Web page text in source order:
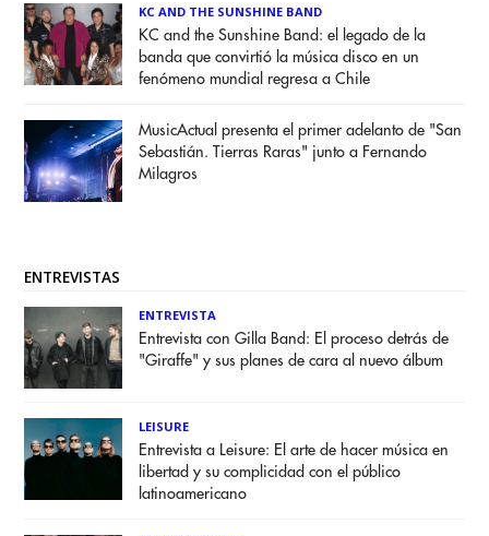
KC AND THE SUNSHINE BAND
KC and the Sunshine Band: el legado de la
banda que convirtió la música disco en un
fenómeno mundial regresa a Chile
MusicActual presenta el primer adelanto de "San
Sebastián. Tierras Raras" junto a Fernando
Milagros
ENTREVISTAS
ENTREVISTA
Entrevista con Gilla Band: El proceso detrás de
"Giraffe" y sus planes de cara al nuevo álbum
LEISURE
Entrevista a Leisure: El arte de hacer música en
libertad y su complicidad con el público
latinoamericano